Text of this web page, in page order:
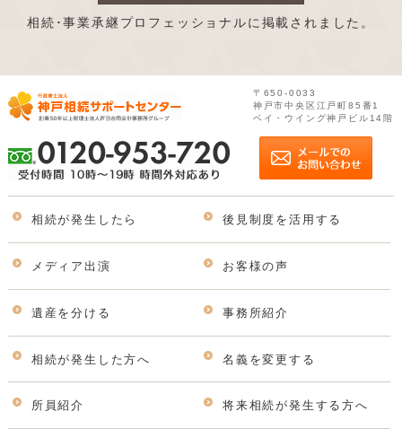
相続･事業承継プロフェッショナルに掲載されました。
〒650-0033
神戸市中央区江戸町85番1
ベイ・ウイング神戸ビル14階
相続が発生したら 後見制度を活用する
メディア出演 お客様の声
遺産を分ける 事務所紹介
相続が発生した方へ 名義を変更する
所員紹介 将来相続が発生する方へ